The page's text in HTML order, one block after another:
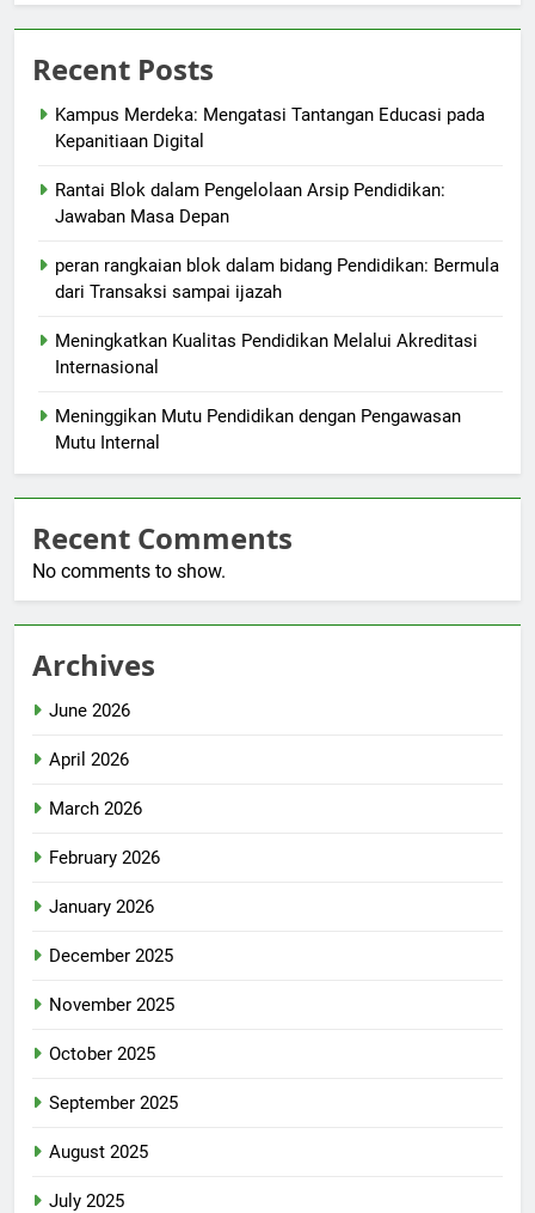
Recent Posts
Kampus Merdeka: Mengatasi Tantangan Educasi pada
Kepanitiaan Digital
Rantai Blok dalam Pengelolaan Arsip Pendidikan:
Jawaban Masa Depan
peran rangkaian blok dalam bidang Pendidikan: Bermula
dari Transaksi sampai ijazah
Meningkatkan Kualitas Pendidikan Melalui Akreditasi
Internasional
Meninggikan Mutu Pendidikan dengan Pengawasan
Mutu Internal
Recent Comments
No comments to show.
Archives
June 2026
April 2026
March 2026
February 2026
January 2026
December 2025
November 2025
October 2025
September 2025
August 2025
July 2025